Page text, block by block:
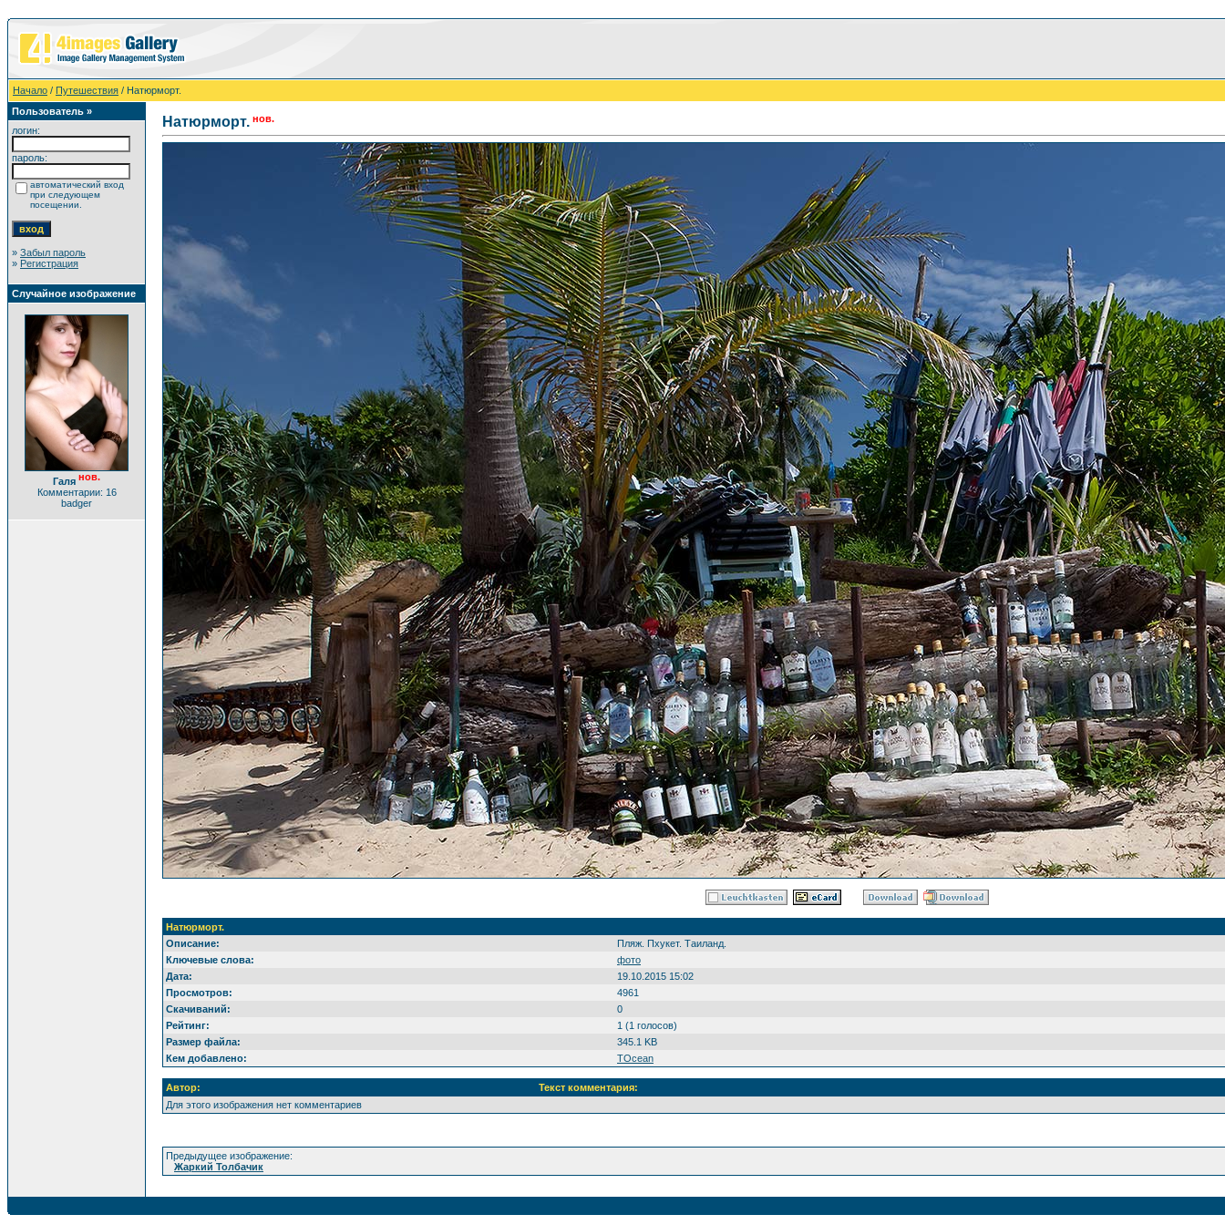
Начало / Путешествия / Натюрморт.
Пользователь »
логин:
пароль:
автоматический вход
при следующем
посещении.
» Забыл пароль
» Регистрация
Случайное изображение
Галя нов.
Комментарии: 16
badger
Натюрморт. нов.
Натюрморт.
Описание:
Пляж. Пхукет. Таиланд.
Ключевые слова:
фото
Дата:
19.10.2015 15:02
Просмотров:
4961
Скачиваний:
0
Рейтинг:
1 (1 голосов)
Размер файла:
345.1 KB
Кем добавлено:
TOcean
Автор:
Текст комментария:
Для этого изображения нет комментариев
Предыдущее изображение:
Жаркий Толбачик